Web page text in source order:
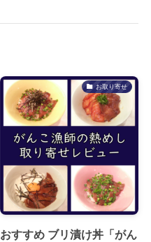
お取り寄せ
おすすめ ブリ漬け丼「がん